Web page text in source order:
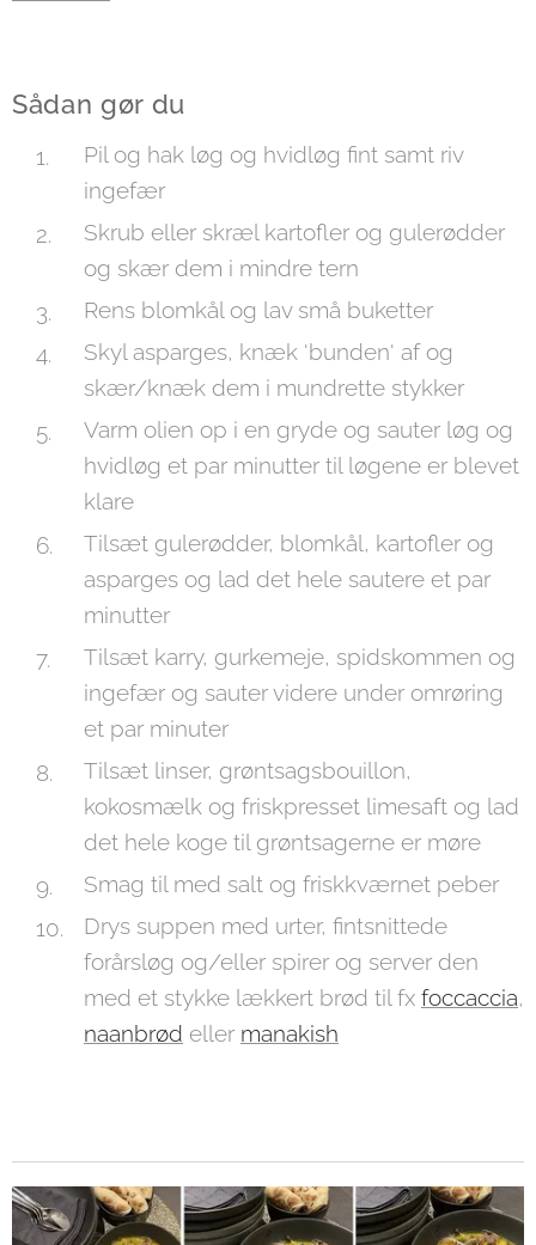
Sådan gør du
Pil og hak løg og hvidløg fint samt riv
ingefær
Skrub eller skræl kartofler og gulerødder
og skær dem i mindre tern
Rens blomkål og lav små buketter
Skyl asparges, knæk 'bunden' af og
skær/knæk dem i mundrette stykker
Varm olien op i en gryde og sauter løg og
hvidløg et par minutter til løgene er blevet
klare
Tilsæt gulerødder, blomkål, kartofler og
asparges og lad det hele sautere et par
minutter
Tilsæt karry, gurkemeje, spidskommen og
ingefær og sauter videre under omrøring
et par minuter
Tilsæt linser, grøntsagsbouillon,
kokosmælk og friskpresset limesaft og lad
det hele koge til grøntsagerne er møre
Smag til med salt og friskkværnet peber
Drys suppen med urter, fintsnittede
forårsløg og/eller spirer og server den
med et stykke lækkert brød til fx foccaccia,
naanbrød eller manakish